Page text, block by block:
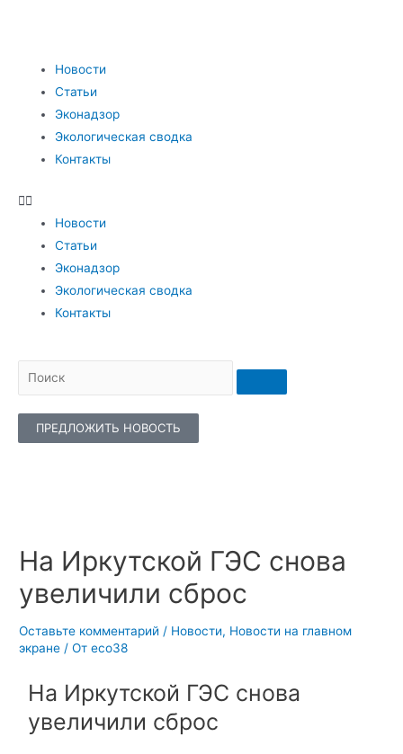
Новости
Статьи
Эконадзор
Экологическая сводка
Контакты
Новости
Статьи
Эконадзор
Экологическая сводка
Контакты
ПРЕДЛОЖИТЬ НОВОСТЬ
На Иркутской ГЭС снова
увеличили сброс
Оставьте комментарий / Новости, Новости на главном
экране / От eco38
На Иркутской ГЭС снова
увеличили сброс